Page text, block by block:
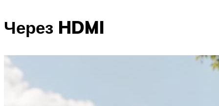
Через HDMI